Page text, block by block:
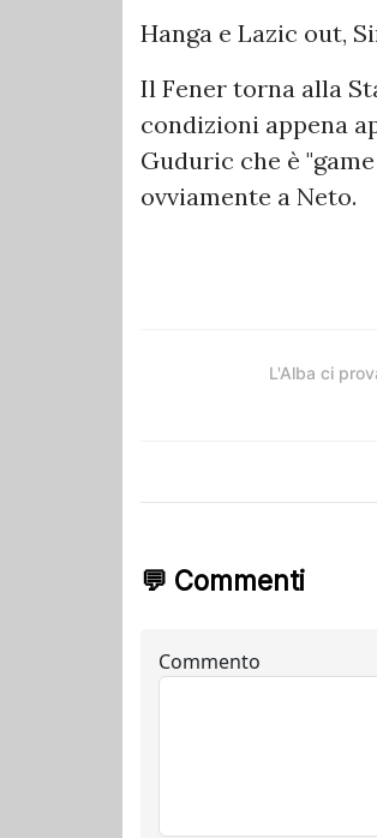
Hanga e Lazic out,
Il Fener torna alla
condizioni appena
Guduric che è
ovviamente a Neto.
L'Alba ci
💬 Commenti